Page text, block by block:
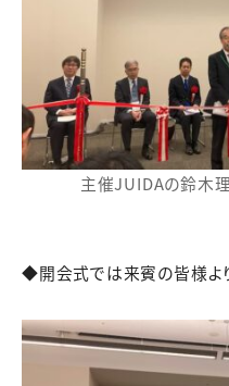
主催JUIDAの鈴木
◆開会式では来賓の皆様よ